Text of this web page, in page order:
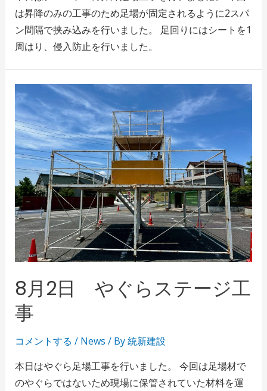
は昇降のみの工事のため足場が固定されるように2スパ
ン間隔で挟み込みを行いました。 足回りにはシートを1
周はり、侵入防止を行いました。
8月2日 やぐらステージ工
事
コメントする / News / By統新建設
本日はやぐら足場工事を行いました。 今回は足場材で
のやぐらではないため現場に保管されていた材料を運